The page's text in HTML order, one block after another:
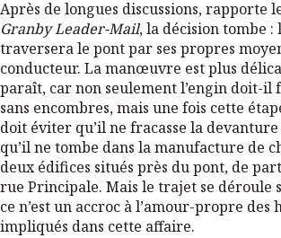
Après de longues discussions, rapporte
Granby Leader-Mail, la décision tombe :
traversera le pont par ses propres
conducteur. La manœuvre est plus
paraît, car non seulement l’engin doit-
sans encombres, mais une fois cette
doit éviter qu’il ne fracasse la
qu’il ne tombe dans la manufacture de
deux édifices situés près du pont, de
rue Principale. Mais le trajet se déroule
ce n’est un accroc à l’amour-propre des
impliqués dans cette affaire.